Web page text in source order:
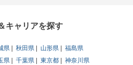
キャリアを探す
県 秋田県 山形県
福島県
県 千葉県 東京都
神奈川県